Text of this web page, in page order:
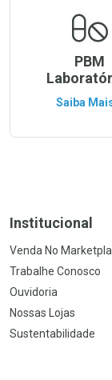
PBM
Saiba
Institucional
Venda No
Trabalhe Conosco
Ouvidoria
Nossas Lojas
Sustentabilidade